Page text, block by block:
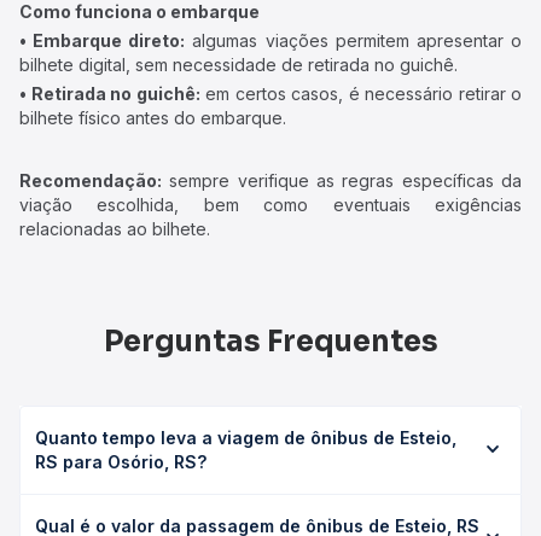
Como funciona o embarque
• Embarque direto: algumas viações permitem apresentar o
bilhete digital, sem necessidade de retirada no guichê.
• Retirada no guichê: em certos casos, é necessário retirar o
bilhete físico antes do embarque.
Recomendação: sempre verifique as regras específicas da
viação escolhida, bem como eventuais exigências
relacionadas ao bilhete.
Perguntas Frequentes
Quanto tempo leva a viagem de ônibus de Esteio,
RS para Osório, RS?
média 1h 1min, podendo variar conforme a viação, o tipo
Qual é o valor da passagem de ônibus de Esteio, RS